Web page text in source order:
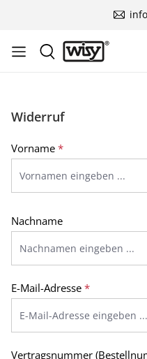
Widerruf
Vorname *
Nachname
E-Mail-Adresse *
Vertragsnummer